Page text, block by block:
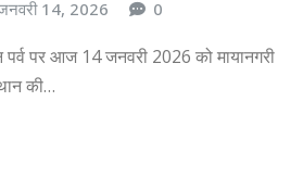
14, 2026 0
पर आज 14 जनवरी 2026 को मायानगरी
की…